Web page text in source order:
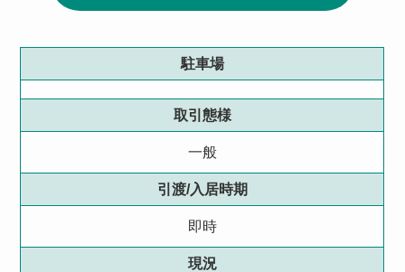
駐車場
取引態様
一般
引渡/入居時期
即時
現況